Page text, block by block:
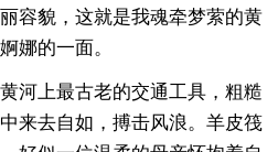
容貌，这就是我魂牵梦萦的黄
娜的一面。
上最古老的交通工具，粗糙
来去自如，搏击风浪。羊皮筏